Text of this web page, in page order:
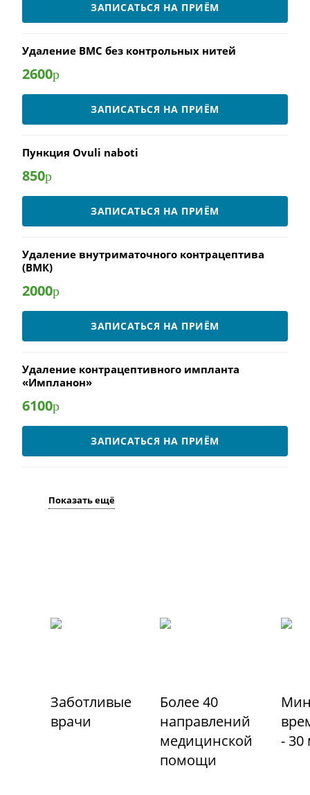
ЗАПИСАТЬСЯ НА ПРИЁМ
Удаление ВМС без контрольных нитей
2600р
ЗАПИСАТЬСЯ НА ПРИЁМ
Пункция Ovuli naboti
850р
ЗАПИСАТЬСЯ НА ПРИЁМ
Удаление внутриматочного контрацептива
(ВМК)
2000р
ЗАПИСАТЬСЯ НА ПРИЁМ
Удаление контрацептивного импланта
«Импланон»
6100р
ЗАПИСАТЬСЯ НА ПРИЁМ
Показать ещё
Заботливые
врачи
Более 40
направлений
медицинской
помощи
- 30